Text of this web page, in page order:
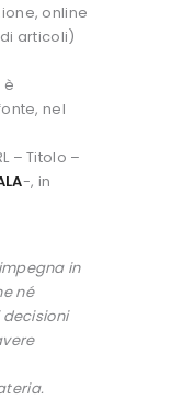
online
articoli)
è
nel
– Titolo –
-, in
in
né
decisioni